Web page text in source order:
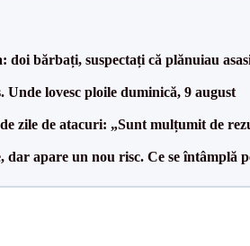
doi bărbați, suspectați că plănuiau
Unde lovesc ploile duminică, 9 august
zile de atacuri: „Sunt mulțumit de
dar apare un nou risc. Ce se întâmplă